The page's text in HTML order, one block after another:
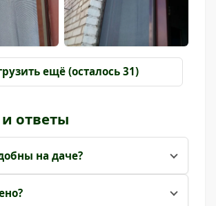
ещё (осталось 31)
ответы
на даче?